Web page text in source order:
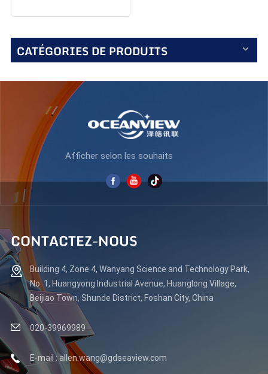
CATÉGORIES DE PRODUITS
Afficher selon les souhaits
CONTACTEZ-NOUS
Building 4, Zone 4, Wanyang Science and Technology Park,
No. 1, Huangyong Industrial Avenue, Huanglong Village,
Beijiao Town, Shunde District, Foshan City, China
020-39969989
E-mail : allen.wang@gdseaview.com